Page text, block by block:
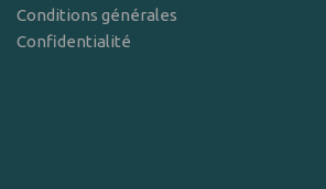
Conditions générales
Confidentialité